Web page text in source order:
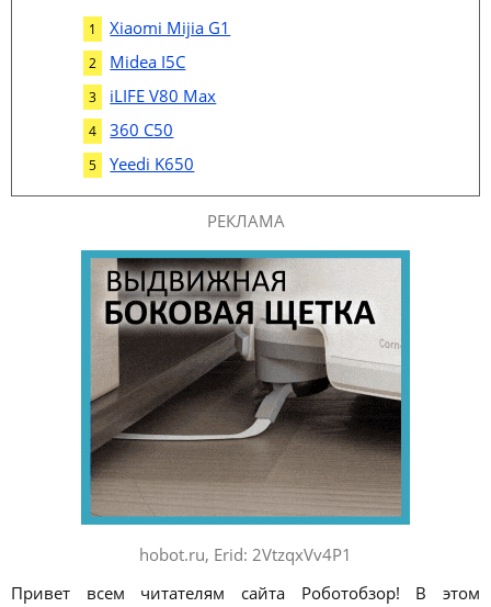
Xiaomi Mijia G1
Midea I5C
iLIFE V80 Max
360 C50
Yeedi K650
РЕКЛАМА
hobot.ru, Erid: 2VtzqxVv4P1
Привет всем читателям сайта Роботобзор! В этом